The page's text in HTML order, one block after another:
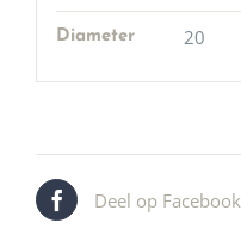
Diameter 20
Deel op Facebook